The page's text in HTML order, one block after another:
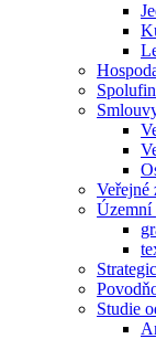
Veřejné
Územní
Studie